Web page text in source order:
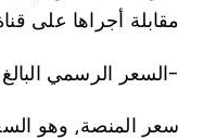
مقابلة أجراها على
السعر الرسمي البالغ ١٥١٥ ل.ل-
سعر المنصة⸲ وهو